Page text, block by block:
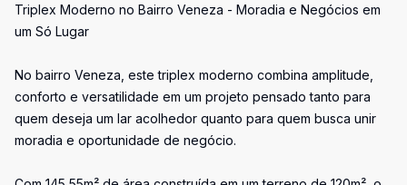
Triplex Moderno no Bairro Veneza - Moradia e Negócios em
um Só Lugar
No bairro Veneza, este triplex moderno combina amplitude,
conforto e versatilidade em um projeto pensado tanto para
quem deseja um lar acolhedor quanto para quem busca unir
moradia e oportunidade de negócio.